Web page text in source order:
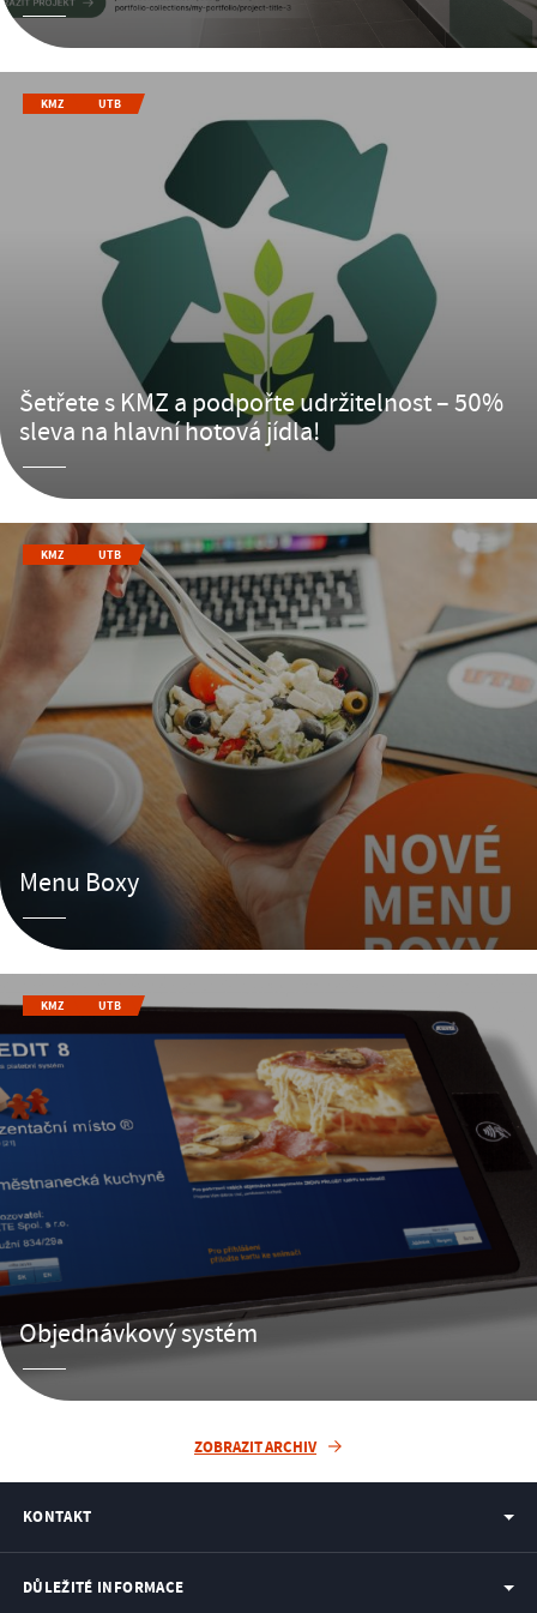
KMZ UTB
Šetřete s KMZ a podpořte udržitelnost – 50%
sleva na hlavní hotová jídla!
KMZ UTB
Menu Boxy
KMZ UTB
Objednávkový systém
ZOBRAZIT ARCHIV
KONTAKT
DŮLEŽITÉ INFORMACE